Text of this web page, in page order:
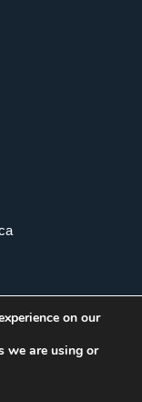
on our
we are using or